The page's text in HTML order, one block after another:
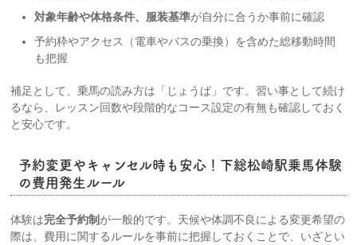
対象年齢や体格条件、服装基準が自分に合うか事前に確認
予約枠やアクセス（電車やバスの乗換）を含めた総移動時間
も把握
補足として、乗馬の読み方は「じょうば」です。習い事として続け
るなら、レッスン回数や段階的なコース設定の有無も確認しておく
と安心です。
予約変更やキャンセル時も安心！下総松崎駅乗馬体験
の費用発生ルール
体験は完全予約制 が一般的です。天候や体調不良による変更希望の
際は、費用に関するルールを事前に把握しておくことで、いざとい